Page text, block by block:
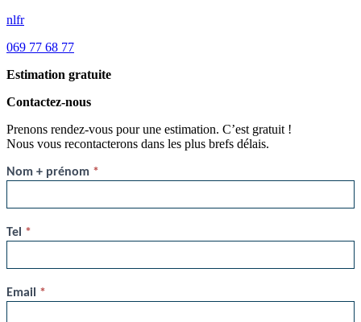
nlfr
069 77 68 77
Estimation gratuite
Contactez-nous
Prenons rendez-vous pour une estimation. C’est gratuit !
Nous vous recontacterons dans les plus brefs délais.
FR
compact
Nom + prénom *
Tel *
Email *